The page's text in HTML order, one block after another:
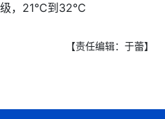
，21℃到32℃
【责任编辑：于蕾】